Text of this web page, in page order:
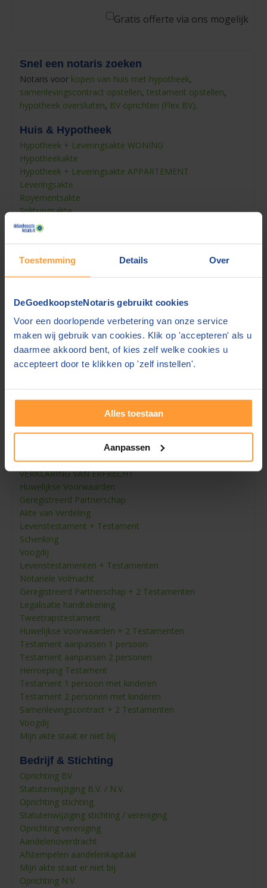
Toestemming Details Over
DeGoedkoopsteNotaris gebruikt cookies
Voor een doorlopende verbetering van onze service
maken wij gebruik van cookies. Klik op 'accepteren' als u
daarmee akkoord bent, of kies zelf welke cookies u
accepteert door te klikken op 'zelf instellen'.
Alles toestaan
Aanpassen
Gratis offerte via ons mogelijk
Snel een notaris zoeken
Notaris voor kopen van huis met hypotheek,
samenlevingscontract opstellen, testament opstellen,
hypotheek oversluiten, BV oprichten (Flex BV).
Huis & Hypotheek
Hypotheek + Leveringsakte WONING
Hypotheekakte
Hypotheek + Leveringsakte APPARTEMENT
Leveringsakte
Royementsakte
Splitsingsakte
Hypotheek + Leveringsakte + Koopovereenkomst
Hypotheek + Levering + Samenleving + Testamenten
Erfpacht
Erfpacht+ Hypotheek
Mijn akte staat er niet bij
Koopovereenkomst
Hypotheek + Levering + 2 Testamenten
Hypotheekakte appartement
Leveringsakte appartement
TESTAMENT 1 persoon
LEVENSTESTAMENT 1 persoon
LEVENSTESTAMENT 2 personen
SAMENLEVINGSCONTRACT
VERKLARING VAN ERFRECHT
Huwelijkse Voorwaarden
Geregistreerd Partnerschap
Akte van Verdeling
Levenstestament + Testament
Schenking
Voogdij
Levenstestamenten + Testamenten
Notariële Volmacht
Geregistreerd Partnerschap + 2 Testamenten
Legalisatie handtekening
Tweetrapstestament
Huwelijkse Voorwaarden + 2 Testamenten
Testament aanpassen 1 persoon
Testament aanpassen 2 personen
Herroeping Testament
Testament 1 persoon met kinderen
Testament 2 personen met kinderen
Samenlevingscontract + 2 Testamenten
Voogdij
Mijn akte staat er niet bij
Bedrijf & Stichting
Oprichting BV
Statutenwijziging B.V. / N.V.
Oprichting stichting
Statutenwijziging stichting / vereniging
Oprichting vereniging
Aandelenoverdracht
Afstempelen aandelenkapitaal
Mijn akte staat er niet bij
Oprichting N.V.